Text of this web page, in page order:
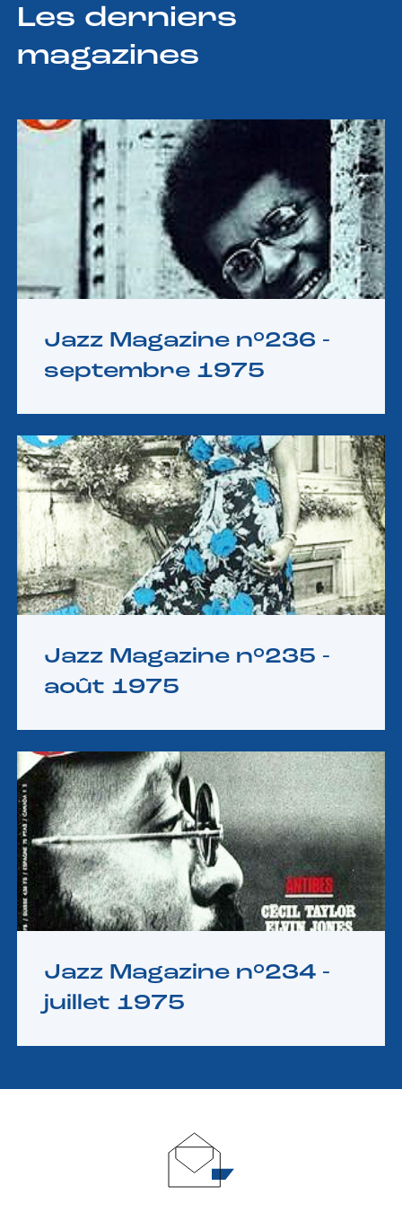
Les derniers
magazines
Jazz Magazine n°236 -
septembre 1975
Jazz Magazine n°235 -
août 1975
Jazz Magazine n°234 -
juillet 1975